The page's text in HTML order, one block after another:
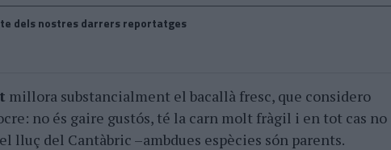
dels nostres darrers reportatges
millora substancialment el bacallà fresc, que considero
no és gaire gustós, té la carn molt fràgil i en tot cas no
lluç del Cantàbric –ambdues espècies són parents.